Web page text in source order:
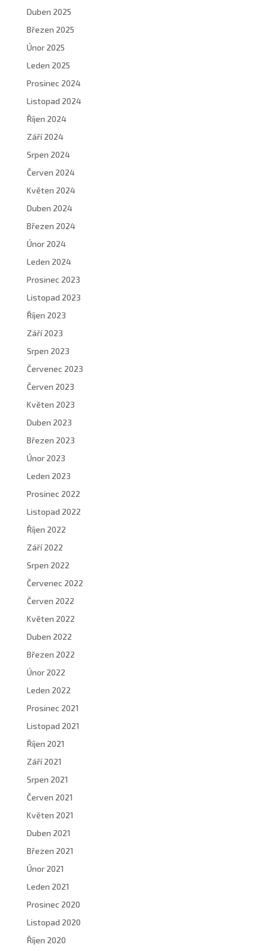
Duben 2025
Březen 2025
Únor 2025
Leden 2025
Prosinec 2024
Listopad 2024
Říjen 2024
Září 2024
Srpen 2024
Červen 2024
Květen 2024
Duben 2024
Březen 2024
Únor 2024
Leden 2024
Prosinec 2023
Listopad 2023
Říjen 2023
Září 2023
Srpen 2023
Červenec 2023
Červen 2023
Květen 2023
Duben 2023
Březen 2023
Únor 2023
Leden 2023
Prosinec 2022
Listopad 2022
Říjen 2022
Září 2022
Srpen 2022
Červenec 2022
Červen 2022
Květen 2022
Duben 2022
Březen 2022
Únor 2022
Leden 2022
Prosinec 2021
Listopad 2021
Říjen 2021
Září 2021
Srpen 2021
Červen 2021
Květen 2021
Duben 2021
Březen 2021
Únor 2021
Leden 2021
Prosinec 2020
Listopad 2020
Říjen 2020